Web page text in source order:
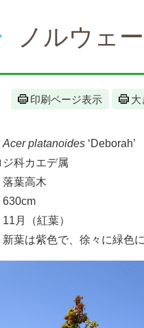
ノルウェ
印刷ページ表示 大
Acer platanoides ‘Deborah’
ジ科カエデ属
葉高木
630cm
月（紅葉）
葉は紫色で、徐々に緑色に